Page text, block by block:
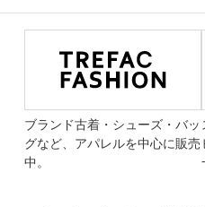
ブランド古着・シューズ・バッ
グなど、アパレルを中心に販売
中。